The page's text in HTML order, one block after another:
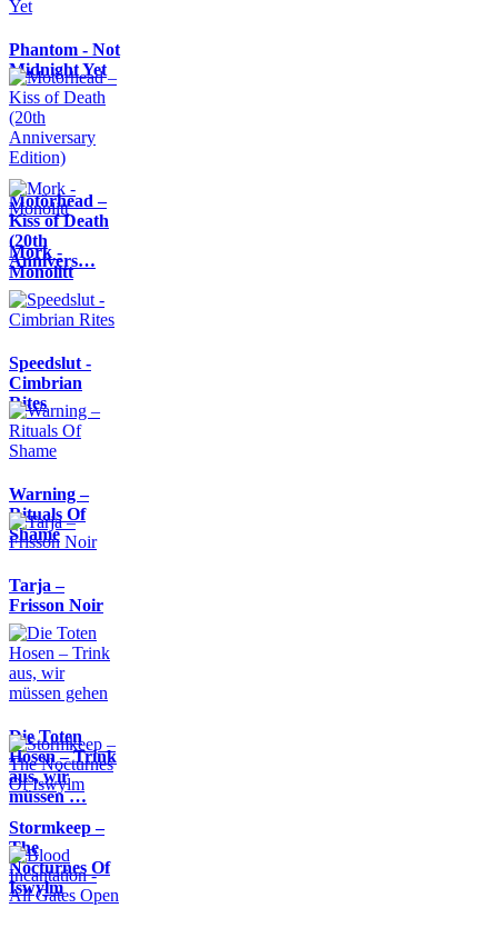
Phantom - Not
Midnight Yet
Motörhead –
Kiss of Death
(20th
Annivers…
Mork -
Monolitt
Speedslut -
Cimbrian
Rites
Warning –
Rituals Of
Shame
Tarja –
Frisson Noir
Die Toten
Hosen – Trink
aus, wir
müssen …
Stormkeep –
The
Nocturnes Of
Iswylm